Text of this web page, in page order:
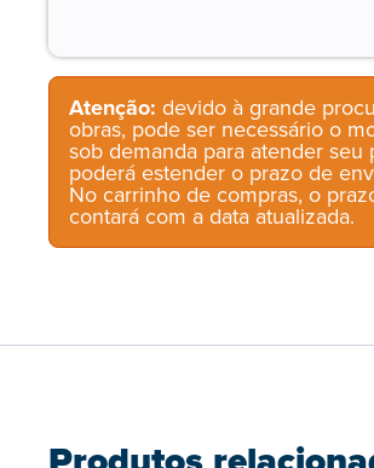
Atenção: devido à grande
obras, pode ser necessário o
sob demanda para atender seu
poderá estender o prazo de
No carrinho de compras, o
contará com a data atualizada.